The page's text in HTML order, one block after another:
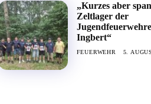
„Kurzes aber
Zeltlager der
Ingbert“
FEUERWEHR 5.